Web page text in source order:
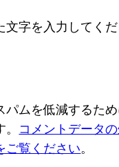
文字を入力してくだ
パムを低減するた
コメントデータ
ご覧ください。